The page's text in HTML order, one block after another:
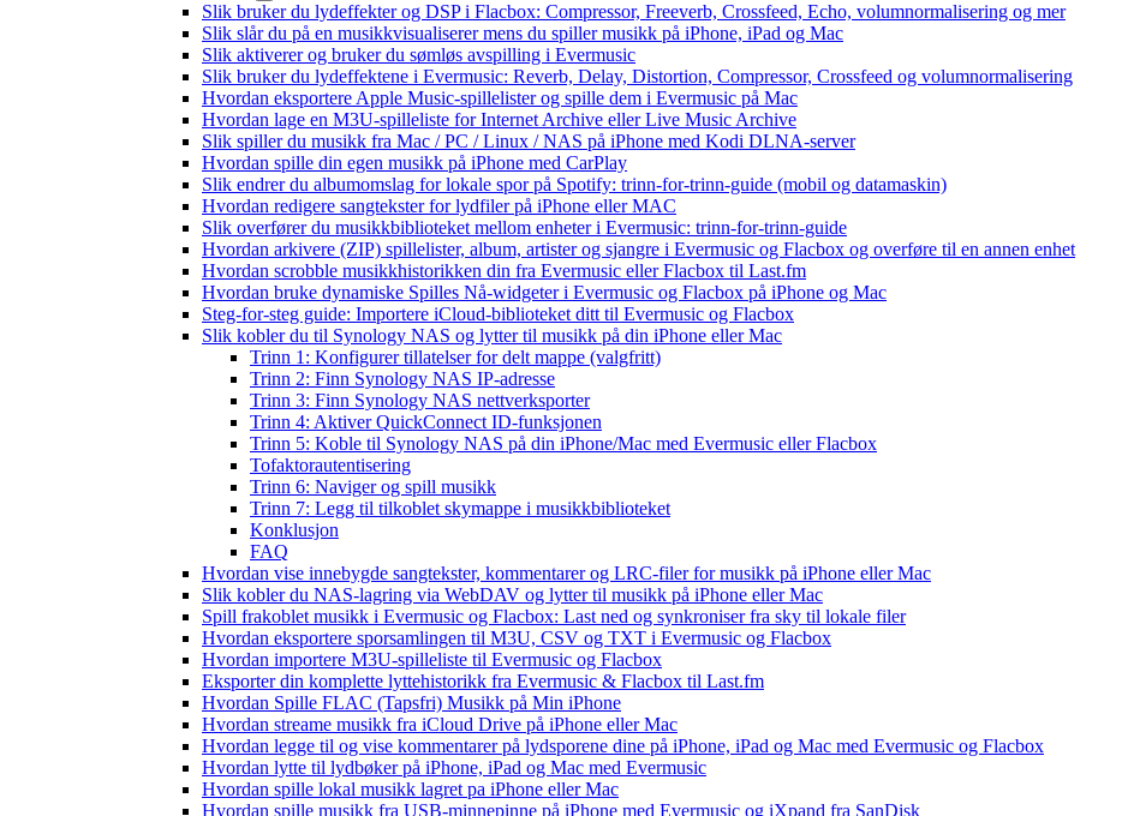
Slik bruker du lydeffekter og DSP i Flacbox: Compressor, Freeverb, Crossfeed, Echo, volumnormalisering og mer
Slik slår du på en musikkvisualiserer mens du spiller musikk på iPhone, iPad og Mac
Slik aktiverer og bruker du sømløs avspilling i Evermusic
Slik bruker du lydeffektene i Evermusic: Reverb, Delay, Distortion, Compressor, Crossfeed og volumnormalisering
Hvordan eksportere Apple Music-spillelister og spille dem i Evermusic på Mac
Hvordan lage en M3U-spilleliste for Internet Archive eller Live Music Archive
Slik spiller du musikk fra Mac / PC / Linux / NAS på iPhone med Kodi DLNA-server
Hvordan spille din egen musikk på iPhone med CarPlay
Slik endrer du albumomslag for lokale spor på Spotify: trinn-for-trinn-guide (mobil og datamaskin)
Hvordan redigere sangtekster for lydfiler på iPhone eller MAC
Slik overfører du musikkbiblioteket mellom enheter i Evermusic: trinn-for-trinn-guide
Hvordan arkivere (ZIP) spillelister, album, artister og sjangre i Evermusic og Flacbox og overføre til en annen enhet
Hvordan scrobble musikkhistorikken din fra Evermusic eller Flacbox til Last.fm
Hvordan bruke dynamiske Spilles Nå-widgeter i Evermusic og Flacbox på iPhone og Mac
Steg-for-steg guide: Importere iCloud-biblioteket ditt til Evermusic og Flacbox
Slik kobler du til Synology NAS og lytter til musikk på din iPhone eller Mac
Trinn 1: Konfigurer tillatelser for delt mappe (valgfritt)
Trinn 2: Finn Synology NAS IP-adresse
Trinn 3: Finn Synology NAS nettverksporter
Trinn 4: Aktiver QuickConnect ID-funksjonen
Trinn 5: Koble til Synology NAS på din iPhone/Mac med Evermusic eller Flacbox
Tofaktorautentisering
Trinn 6: Naviger og spill musikk
Trinn 7: Legg til tilkoblet skymappe i musikkbiblioteket
Konklusjon
FAQ
Hvordan vise innebygde sangtekster, kommentarer og LRC-filer for musikk på iPhone eller Mac
Slik kobler du NAS-lagring via WebDAV og lytter til musikk på iPhone eller Mac
Spill frakoblet musikk i Evermusic og Flacbox: Last ned og synkroniser fra sky til lokale filer
Hvordan eksportere sporsamlingen til M3U, CSV og TXT i Evermusic og Flacbox
Hvordan importere M3U-spilleliste til Evermusic og Flacbox
Eksporter din komplette lyttehistorikk fra Evermusic & Flacbox til Last.fm
Hvordan Spille FLAC (Tapsfri) Musikk på Min iPhone
Hvordan streame musikk fra iCloud Drive på iPhone eller Mac
Hvordan legge til og vise kommentarer på lydsporene dine på iPhone, iPad og Mac med Evermusic og Flacbox
Hvordan lytte til lydbøker på iPhone, iPad og Mac med Evermusic
Hvordan spille lokal musikk lagret pa iPhone eller Mac
Hvordan spille musikk fra USB-minnepinne på iPhone med Evermusic og iXpand fra SanDisk